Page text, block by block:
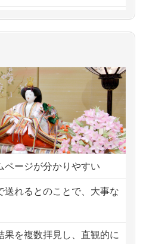
の方からお申込み
の方からお申込み
の方からお申込み
の方からお申込み
の方からお申込み
の方からお申込み
の方からお申込み
ページが分かりやすい
送れるとのことで、大事な
果を複数拝見し、直観的に